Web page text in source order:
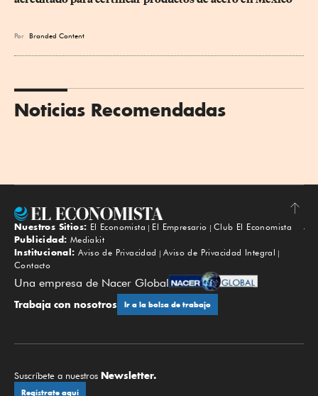
Por Branded Content
Noticias Recomendadas
Subir
Nuestros Sitios: El Economista El Empresario
Club El Economista
Publicidad: Mediakit
Institucional: Aviso de Privacidad
Aviso de Privacidad Integral
Contacto
Una empresa de Nacer Global
Trabaja con nosotros Ir a la bolsa de trabajo
Suscríbete a nuestros Newsletter.
Regístrate aquí